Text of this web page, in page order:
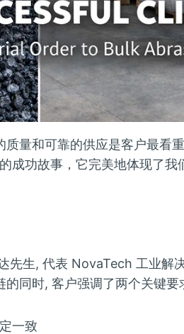
量和可靠的供应是客户最看
成功故事，它完美地体现了
先生, 代表 NovaTech 工业解
的同时, 客户强调了两个关键要
一致